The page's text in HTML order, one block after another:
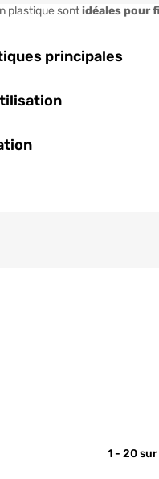
plastique sontidéales pour
principales
1 - 20